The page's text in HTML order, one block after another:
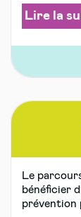
Lire la
Le
bénéficier
prévention